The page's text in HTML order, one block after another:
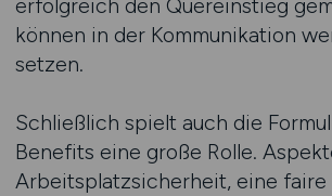
erfolgreich den Quereinstieg
können in der Kommunikation
setzen.
Schließlich spielt auch die
Benefits eine große Rolle.
Arbeitsplatzsicherheit, eine faire